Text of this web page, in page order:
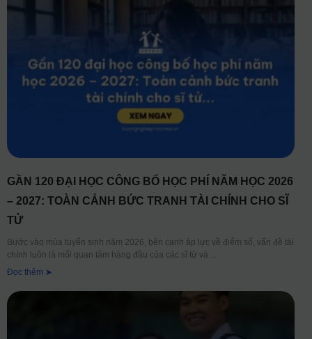
GẦN 120 ĐẠI HỌC CÔNG BỐ HỌC PHÍ NĂM HỌC 2026
– 2027: TOÀN CẢNH BỨC TRANH TÀI CHÍNH CHO SĨ
TỬ
Bước vào mùa tuyển sinh năm 2026, bên cạnh áp lực về điểm số, vấn đề tài
chính luôn là mối quan tâm hàng đầu của các sĩ tử và
Đọc thêm ➤